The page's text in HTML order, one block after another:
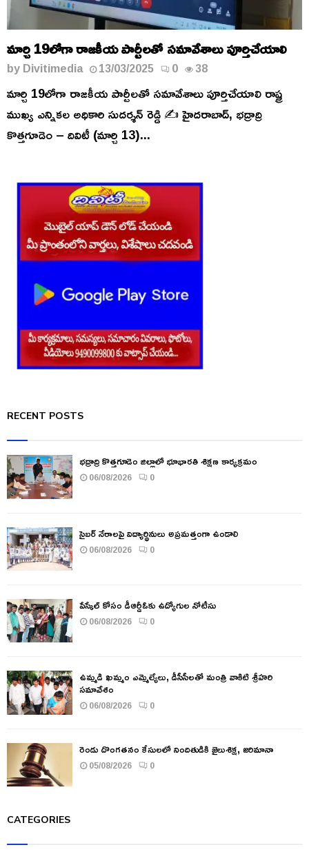
మార్చి 19లోగా రాజకీయ పార్టీలతో సమావేశాలు పూర్తిచేయాలి
byDivitimedia 13/03/2025 0 38
మార్చి 19లోగా రాజకీయ పార్టీలతో సమావేశాలు పూర్తిచేయాలి రాష్ట్ర
ముఖ్య ఎన్నికల అధికారి సుదర్శన్ రెడ్డి ✍️ హైదరాబాద్, భద్రాద్రి
కొత్తగూడెం – దివిటీ (మార్చి 13)...
RECENT POSTS
భద్రాద్రి కొత్తగూడెం జిల్లాలో భూభారతి శిక్షణ కార్యక్రమం
06/08/2026 0
సైబర్ నేరాలపై విద్యార్థినులు అప్రమత్తంగా ఉండాలి
06/08/2026 0
పేస్కేల్ కోసం డీఆర్డీఓకు ఉద్యోగుల నోటీసు
06/08/2026 0
ఉమ్మడి ఖమ్మం ఎమ్మెల్యేలు, డీసీసీలతో మంత్రి వాకిటి శ్రీహరి
సమావేశం
06/08/2026 0
రెండు దొంగతనం కేసులలో నిందితుడికి జైలుశిక్ష, జరిమానా
05/08/2026 0
CATEGORIES